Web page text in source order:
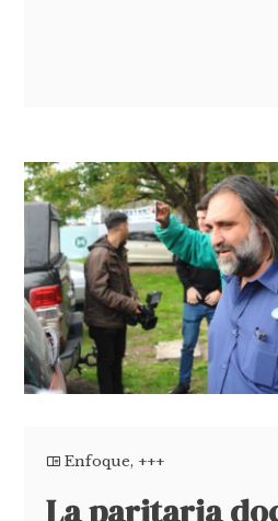
Enfoque, +++
La paritaria